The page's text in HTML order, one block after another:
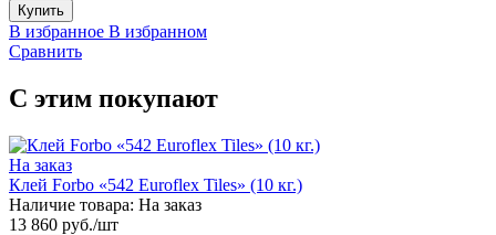
Купить
В избранное В избранном
Сравнить
С этим покупают
На заказ
Клей Forbo «542 Euroflex Tiles» (10 кг.)
Наличие товара: На заказ
13 860 руб./шт